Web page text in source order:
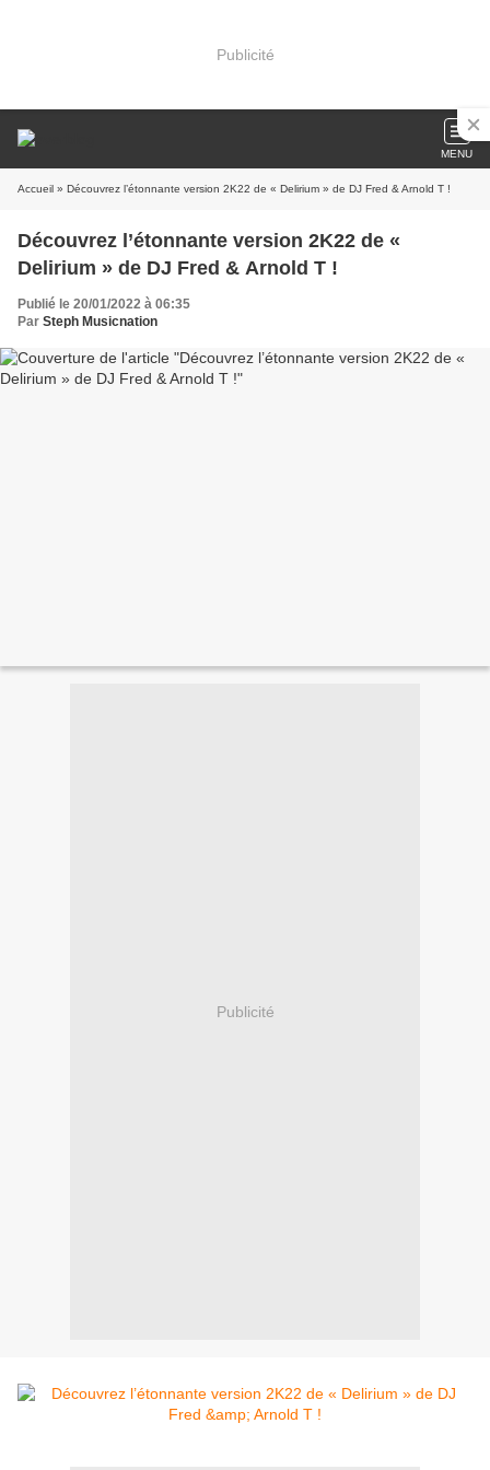
Publicité
MENU
Accueil » Découvrez l’étonnante version 2K22 de « Delirium » de DJ Fred & Arnold T !
Découvrez l’étonnante version 2K22 de «
Delirium » de DJ Fred & Arnold T !
Publié le 20/01/2022 à 06:35
Par Steph Musicnation
Publicité